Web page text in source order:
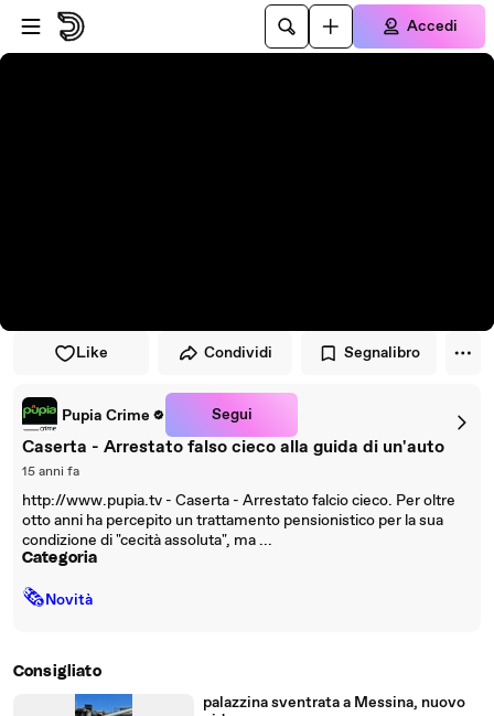
Vai al lettore
Passa al contenuto principale
Accedi
Like Condividi Segnalibro
Pupia Crime Segui
Caserta - Arrestato falso cieco alla guida di un'auto
15 anni fa
http://www.pupia.tv - Caserta - Arrestato falcio cieco. Per oltre
otto anni ha percepito un trattamento pensionistico per la sua
condizione di "cecità assoluta", ma ...
Categoria
🗞Novità
Consigliato
palazzina sventrata a Messina, nuovo